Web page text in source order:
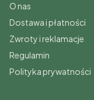
O nas
Dostawa i płatności
Zwroty i reklamacje
Regulamin
Polityka prywatności